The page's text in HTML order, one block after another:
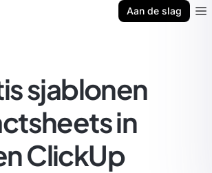
Aan de slag
sjablonen
in
ClickUp